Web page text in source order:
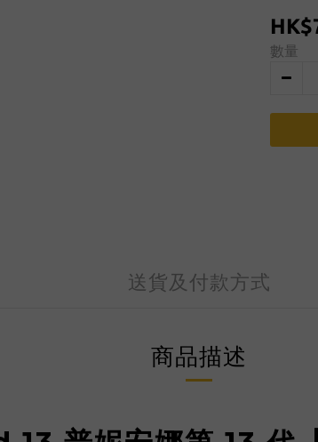
數量
送貨及付款方式
商品描述